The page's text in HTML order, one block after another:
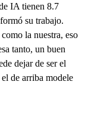
IA tienen 8.7
su trabajo.
la nuestra, eso
tanto, un buen
dejar de ser el
de arriba modele